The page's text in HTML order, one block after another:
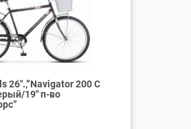
26″.,”Navigator 200 С
19″ п-во